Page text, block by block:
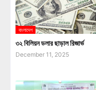
বাংলাদেশ
৩২ বিলিয়ন ডলার ছাড়াল রিজার্ভ
December 11, 2025